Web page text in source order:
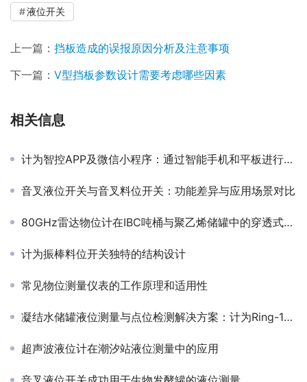
液位开关
上一篇： 挡板造成的误报原因分析及注意事项
下一篇： V型挡板参数设计需要考虑哪些因素
相关信息
计为智控APP及微信小程序：通过智能手机和平板进行雷达物位计调试
音叉液位开关与音叉料位开关：功能差异与应用场景对比
80GHz雷达物位计在IBC吨桶与聚乙烯储罐中的穿透式液位测量应用
计为振棒料位开关独特的结构设计
常见物位测量仪表的工作原理和适用性
凝结水储罐液位测量与点位检测解决方案：计为Ring-11音叉液位开关的应用
超声波液位计在潮汐站液位测量中的应用